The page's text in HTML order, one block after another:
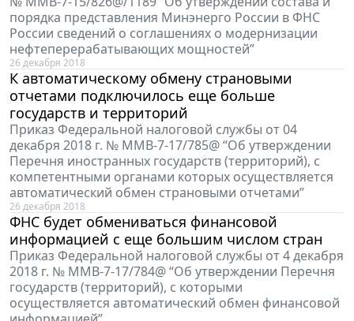
порядка представления Минэнерго России в ФНС
России сведений о соглашениях о модернизации
нефтеперерабатывающих мощностей”
26 декабря 2018
К автоматическому обмену страновыми
отчетами подключилось еще больше
государств и территорий
Приказ Федеральной налоговой службы от 04
декабря 2018 г. № ММВ-7-17/785@ “Об утверждении
Перечня иностранных государств (территорий), с
компетентными органами которых осуществляется
автоматический обмен страновыми отчетами”
26 декабря 2018
ФНС будет обмениваться финансовой
информацией с еще большим числом стран
Приказ Федеральной налоговой службы от 4 декабря
2018 г. № ММВ-7-17/784@ “Об утверждении Перечня
государств (территорий), с которыми
осуществляется автоматический обмен финансовой